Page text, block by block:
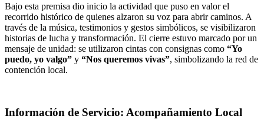
Bajo esta premisa dio inicio la actividad que puso en valor el
recorrido histórico de quienes alzaron su voz para abrir caminos. A
través de la música, testimonios y gestos simbólicos, se visibilizaron
historias de lucha y transformación. El cierre estuvo marcado por un
mensaje de unidad: se utilizaron cintas con consignas como “Yo
puedo, yo valgo” y “Nos queremos vivas”, simbolizando la red de
contención local.
Información de Servicio: Acompañamiento Local